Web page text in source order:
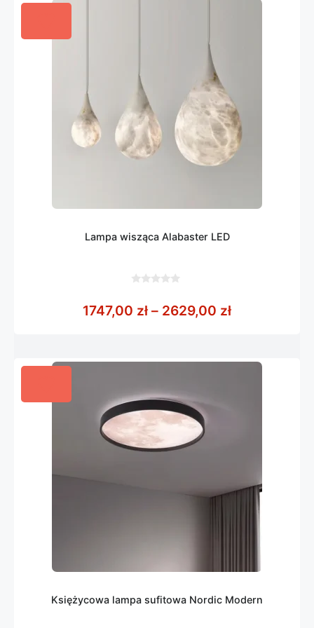
Lampa wisząca Alabaster LED
5
1747,00 zł – 2629,00 złZakres cen:
Księżycowa lampa sufitowa Nordic Modern